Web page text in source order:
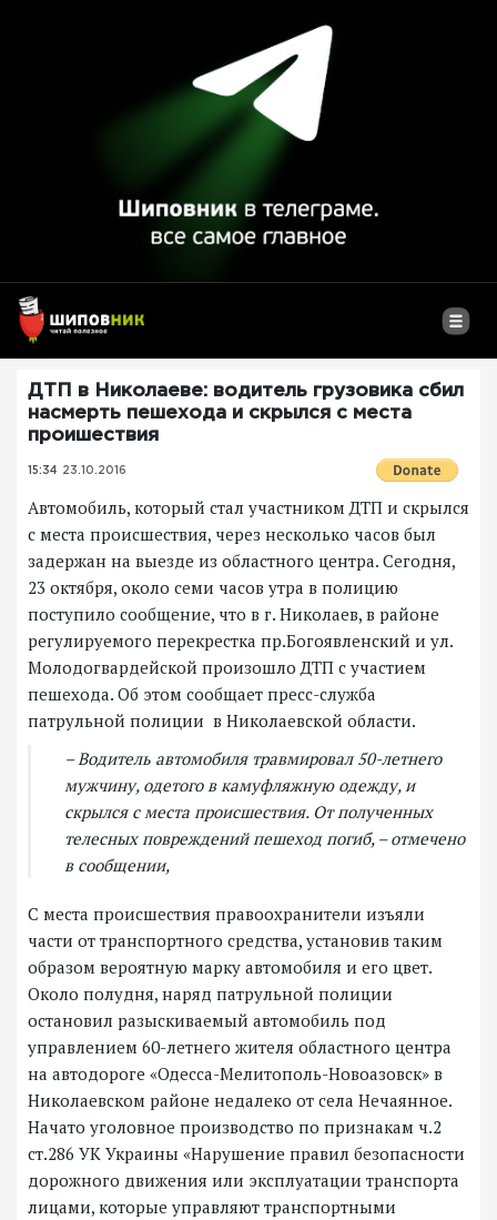
ДТП в Николаеве: водитель грузовика сбил
насмерть пешехода и скрылся с места
проишествия
15:34 23.10.2016
Автомобиль, который стал участником ДТП и скрылся
с места происшествия, через несколько часов был
задержан на выезде из областного центра. Сегодня,
23 октября, около семи часов утра в полицию
поступило сообщение, что в г. Николаев, в районе
регулируемого перекрестка пр.Богоявленский и ул.
Молодогвардейской произошло ДТП с участием
пешехода. Об этом сообщает пресс-служба
патрульной полиции в Николаевской области.
– Водитель автомобиля травмировал 50-летнего
мужчину, одетого в камуфляжную одежду, и
скрылся с места происшествия. От полученных
телесных повреждений пешеход погиб, – отмечено
в сообщении,
С места происшествия правоохранители изъяли
части от транспортного средства, установив таким
образом вероятную марку автомобиля и его цвет.
Около полудня, наряд патрульной полиции
остановил разыскиваемый автомобиль под
управлением 60-летнего жителя областного центра
на автодороге «Одесса-Мелитополь-Новоазовск» в
Николаевском районе недалеко от села Нечаянное.
Начато уголовное производство по признакам ч.2
ст.286 УК Украины «Нарушение правил безопасности
дорожного движения или эксплуатации транспорта
лицами, которые управляют транспортными